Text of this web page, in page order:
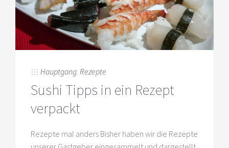
Hauptgang, Rezepte
Sushi Tipps in ein Rezept
verpackt
Rezepte mal anders Bisher haben wir die Rezepte